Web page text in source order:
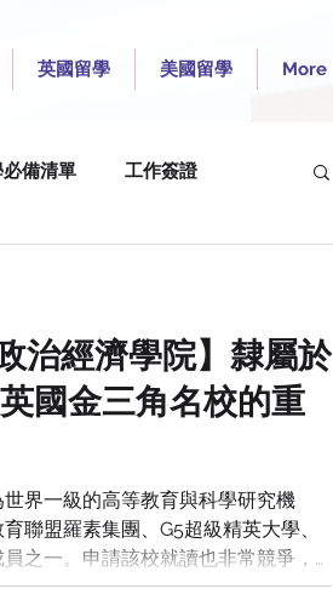
英國留學 美國留學 More
必備清單 工作簽證
Arts
University of Southampton
治經濟學院】隸屬於
國金三角名校的重
界一級的高等教育與科學研究機
聯盟羅素集團、G5超級精英大學、
之一。申請該校就讀也非常競爭，
術成績需要在89%以上，而英語成績